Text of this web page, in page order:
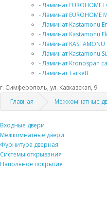
- Ламинат EUROHOME
- Ламинат EUROHOME
- Ламинат Kastamonu
- Ламинат Kastamonu
- Ламинат
- Ламинат Kastamonu
- Ламинат Kronospan
- Ламинат Tarkett
г. Симферополь, ул. Кавказская, 9
Главная
Межкомнатные
Входные двери
Межкомнатные двери
Фурнитура дверная
Системы открывания
Напольное покрытие